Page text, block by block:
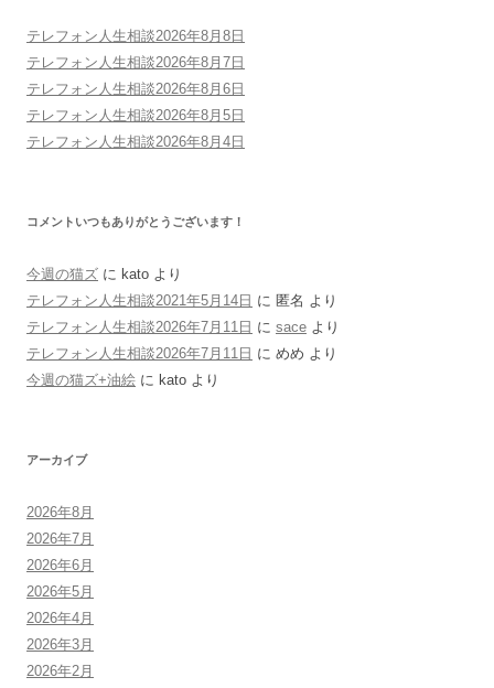
テレフォン人生相談2026年8月8日
テレフォン人生相談2026年8月7日
テレフォン人生相談2026年8月6日
テレフォン人生相談2026年8月5日
テレフォン人生相談2026年8月4日
コメントいつもありがとうございます！
今週の猫ズ に kato より
テレフォン人生相談2021年5月14日 に 匿名 より
テレフォン人生相談2026年7月11日 に sace より
テレフォン人生相談2026年7月11日 に めめ より
今週の猫ズ+油絵 に kato より
アーカイブ
2026年8月
2026年7月
2026年6月
2026年5月
2026年4月
2026年3月
2026年2月